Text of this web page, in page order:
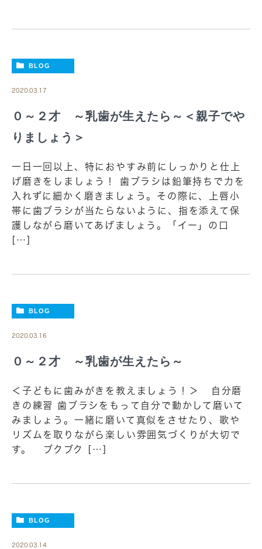
BLOG
2020.03.17
０～２才 ～乳歯が生えたら～＜親子でや
りましょう＞
一日一回以上、特におやすみ前にしっかりと仕上
げ磨きをしましょう！ 歯ブラシは鉛筆持ちで力を
入れずに細かく磨きましょう。その際に、上唇小
帯に歯ブラシが当たらないように、指を添えて保
護しながら磨いてあげましょう。「イー」の口
[…]
BLOG
2020.03.16
０～２才 ～乳歯が生えたら～
＜子どもに歯みがきを教えましょう！＞ 自分磨
きの練習 歯ブラシをもって自分で動かして磨いて
みましょう。一緒に磨いて真似をさせたり、歌や
リズムを取りながら楽しい雰囲気づくりが大切で
す。 ブクブク […]
BLOG
2020.03.14